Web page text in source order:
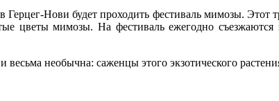
Герцег-Нови будет проходить фестиваль мимозы.
цветы мимозы. На фестиваль ежегодно
необычна: саженцы этого экзотического